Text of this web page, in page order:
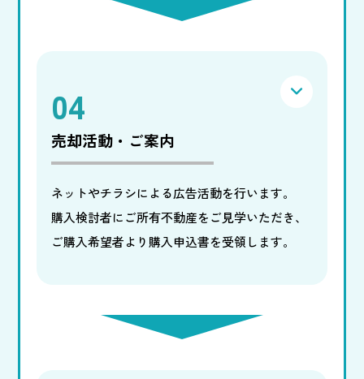
04
売却活動・ご案内
ネットやチラシによる広告活動を行います。
購入検討者にご所有不動産をご見学いただき、
ご購入希望者より購入申込書を受領します。